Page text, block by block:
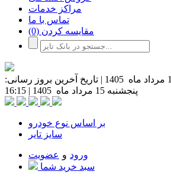
مراکز خدمات
تماس با ما
(0) مقایسه کردن
| تاریخ آخرین بروز رسانی:
پنجشنبه 15 مرداد ماه 1405
|
16:15
بر اساس نوع خودرو
سایز تایر
ورود و عضویت
سبد خرید شما